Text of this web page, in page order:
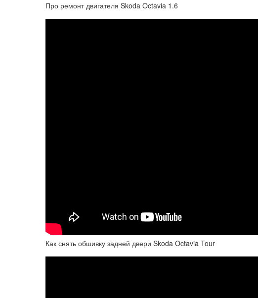
Про ремонт двигателя Skoda Octavia 1.6
Как снять обшивку задней двери Skoda Octavia Tour